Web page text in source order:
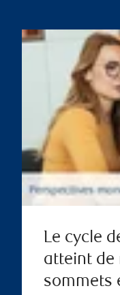
Le cycle
atteint de
sommets